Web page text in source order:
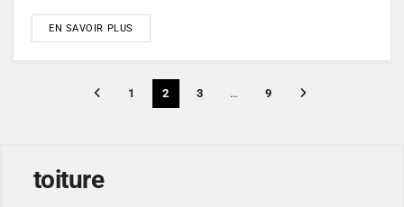
EN SAVOIR PLUS
1 2 3 … 9
toiture